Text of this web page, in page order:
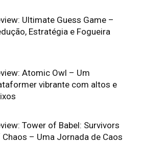
Ultimate Guess Game –
Estratégia e Fogueira
Atomic Owl – Um
vibrante com altos e
Tower of Babel: Survivors
Chaos – Uma Jornada de Caos